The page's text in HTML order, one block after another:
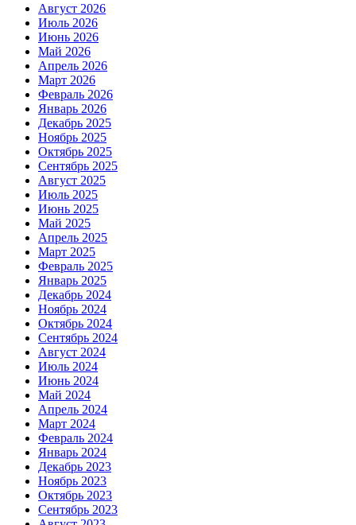
Август 2026
Июль 2026
Июнь 2026
Май 2026
Апрель 2026
Март 2026
Февраль 2026
Январь 2026
Декабрь 2025
Ноябрь 2025
Октябрь 2025
Сентябрь 2025
Август 2025
Июль 2025
Июнь 2025
Май 2025
Апрель 2025
Март 2025
Февраль 2025
Январь 2025
Декабрь 2024
Ноябрь 2024
Октябрь 2024
Сентябрь 2024
Август 2024
Июль 2024
Июнь 2024
Май 2024
Апрель 2024
Март 2024
Февраль 2024
Январь 2024
Декабрь 2023
Ноябрь 2023
Октябрь 2023
Сентябрь 2023